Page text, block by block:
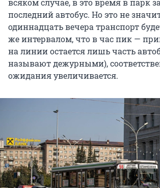
всяком случае, в это время в парк
последний автобус. Но это не
одиннадцать вечера транспорт
же интервалом, что в час пик —
на линии остается лишь часть
называют дежурными),
ожидания увеличивается.